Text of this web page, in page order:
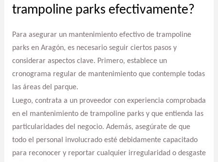
trampoline parks efectivamente?
Para asegurar un mantenimiento efectivo de trampoline
parks en Aragón, es necesario seguir ciertos pasos y
considerar aspectos clave. Primero, establece un
cronograma regular de mantenimiento que contemple todas
las áreas del parque.
Luego, contrata a un proveedor con experiencia comprobada
en el mantenimiento de trampoline parks y que entienda las
particularidades del negocio. Además, asegúrate de que
todo el personal involucrado esté debidamente capacitado
para reconocer y reportar cualquier irregularidad o desgaste